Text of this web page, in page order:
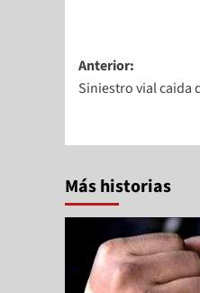
Anterior:
Siniestro vial caida
Más historias